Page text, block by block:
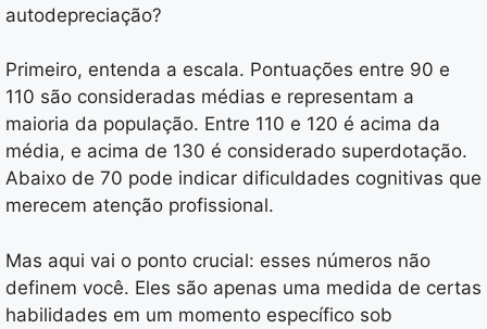
autodepreciação?
Primeiro, entenda a escala. Pontuações entre 90 e
110 são consideradas médias e representam a
maioria da população. Entre 110 e 120 é acima da
média, e acima de 130 é considerado superdotação.
Abaixo de 70 pode indicar dificuldades cognitivas que
merecem atenção profissional.
Mas aqui vai o ponto crucial: esses números não
definem você. Eles são apenas uma medida de certas
habilidades em um momento específico sob